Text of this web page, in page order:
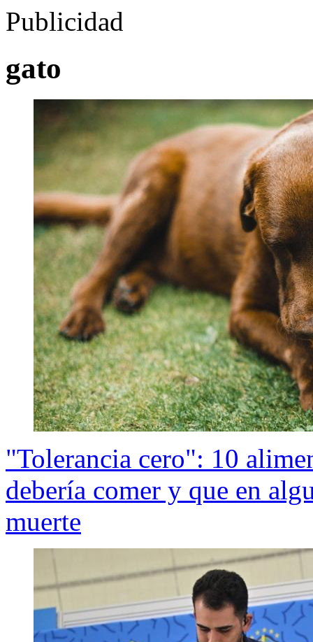
Publicidad
gato
"Tolerancia cero": 10
debería comer y que en
muerte